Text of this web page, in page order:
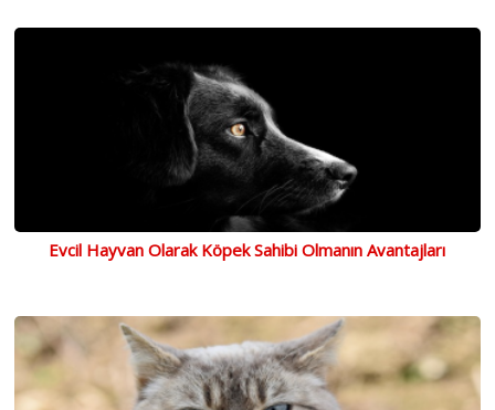
Evcil Hayvan Olarak Köpek Sahibi Olmanın Avantajları